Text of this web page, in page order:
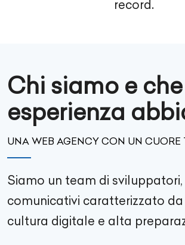
record.
Chi siamo e che
esperienza
UNA WEB AGENCY CON UN
Siamo un team di
comunicativi caratterizzato
cultura digitale e alta